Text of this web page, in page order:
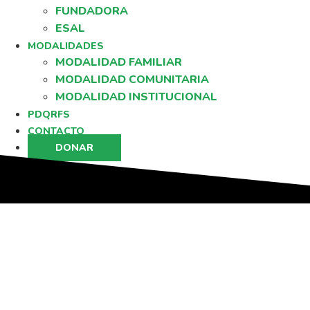
FUNDADORA
ESAL
MODALIDADES
MODALIDAD FAMILIAR
MODALIDAD COMUNITARIA
MODALIDAD INSTITUCIONAL
PDQRFS
CONTACTO
DONAR